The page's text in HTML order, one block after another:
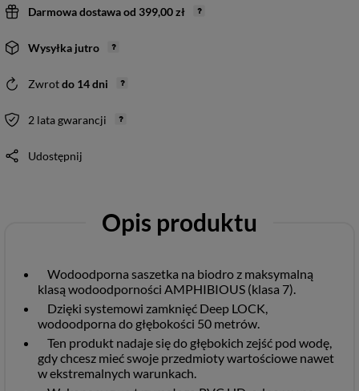
Darmowa dostawaod 399,00 zł
Wysyłka jutro
Zwrotdo 14dni
2 lata gwarancji
Udostępnij
Opis produktu
Wodoodporna saszetka na biodro z maksymalną
klasą wodoodporności AMPHIBIOUS (klasa 7).
Dzięki systemowi zamknięć Deep LOCK,
wodoodporna do głębokości 50 metrów.
Ten produkt nadaje się do głębokich zejść pod wodę,
gdy chcesz mieć swoje przedmioty wartościowe nawet
w ekstremalnych warunkach.